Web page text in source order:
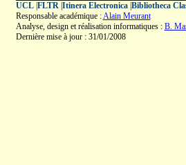
UCL| FLTR| Itinera Electronica| Bibliotheca
Responsable académique :Alain Meurant
Analyse, design et réalisation informatiques : B.
Dernière mise à jour : 31/01/2008